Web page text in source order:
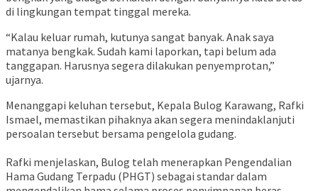
di lingkungan tempat tinggal mereka.
“Kalau keluar rumah, kutunya sangat banyak. Anak saya
matanya bengkak. Sudah kami laporkan, tapi belum ada
tanggapan. Harusnya segera dilakukan penyemprotan,”
ujarnya.
‎Menanggapi keluhan tersebut, Kepala Bulog Karawang, Rafki
Ismael, memastikan pihaknya akan segera menindaklanjuti
persoalan tersebut bersama pengelola gudang.
‎Rafki menjelaskan, Bulog telah menerapkan Pengendalian
Hama Gudang Terpadu (PHGT) sebagai standar dalam